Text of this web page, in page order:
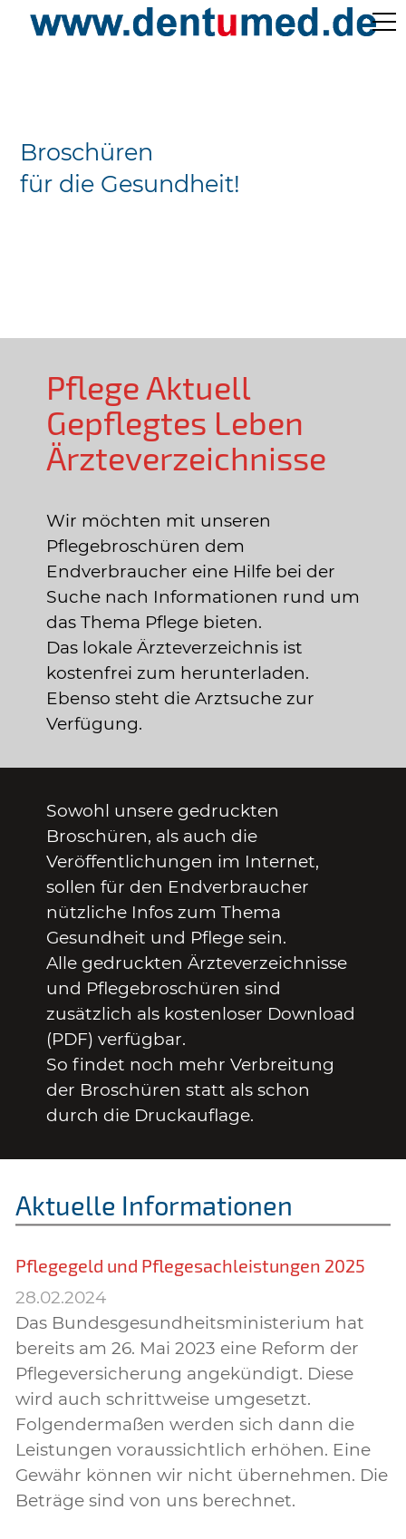
Ärzteverzeichnisse
Broschüren
für die Gesundheit!
Pflege Aktuell
Gepflegtes Leben
Ärzteverzeichnisse
Wir möchten mit unseren
Pflegebroschüren dem
Endverbraucher eine Hilfe bei der
Suche nach Informationen rund um
das Thema Pflege bieten.
Das lokale Ärzteverzeichnis ist
kostenfrei zum herunterladen.
Ebenso steht die Arztsuche zur
Verfügung.
Sowohl unsere gedruckten
Broschüren, als auch die
Veröffentlichungen im Internet,
sollen für den Endverbraucher
nützliche Infos zum Thema
Gesundheit und Pflege sein.
Alle gedruckten Ärzteverzeichnisse
und Pflegebroschüren sind
zusätzlich als kostenloser Download
(PDF) verfügbar.
So findet noch mehr Verbreitung
der Broschüren statt als schon
durch die Druckauflage.
Aktuelle Informationen
Pflegegeld und Pflegesachleistungen 2025
28.02.2024
Das Bundesgesundheitsministerium hat
bereits am 26. Mai 2023 eine Reform der
Pflegeversicherung angekündigt. Diese
wird auch schrittweise umgesetzt.
Folgendermaßen werden sich dann die
Leistungen voraussichtlich erhöhen. Eine
Gewähr können wir nicht übernehmen. Die
Beträge sind von uns berechnet.